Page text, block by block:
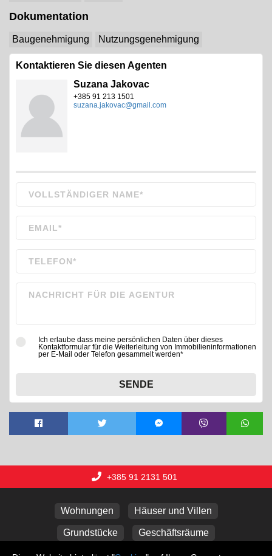
Dokumentation
Baugenehmigung Nutzungsgenehmigung
Kontaktieren Sie diesen Agenten
Suzana Jakovac
+385 91 213 1501
suzana.jakovac@gmail.com
Ich erlaube dass meine persönlichen Daten über dieses
Kontaktformular für die Weiterleitung von Immobilieninformationen
per E-Mail oder Telefon gesammelt werden*
SENDE
+385 91 2131 501
Wohnungen Häuser und Villen
Grundstücke Geschäftsräume